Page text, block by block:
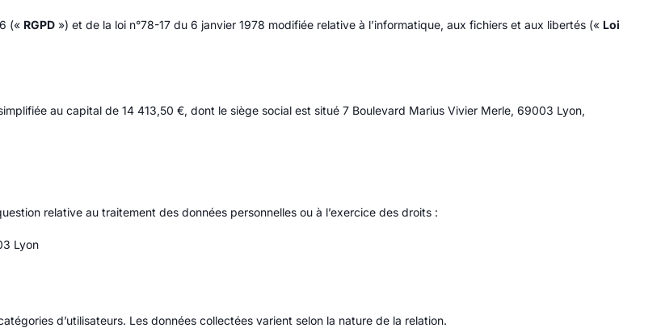
(« RGPD ») et de la loi n°78-17 du 6 janvier 1978 modifiée relative à l’informatique, aux fichiers et aux libertés (« Loi
au capital de 14 413,50 €, dont le siège social est situé 7 Boulevard Marius Vivier Merle, 69003 Lyon,
relative au traitement des données personnelles ou à l’exercice des droits :
Lyon
d’utilisateurs. Les données collectées varient selon la nature de la relation.